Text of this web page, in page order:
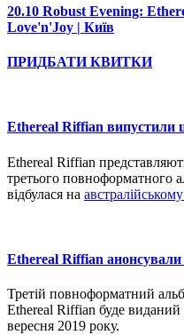
20.10 Robust Evening:
Love'n'Joy | Київ
ПРИДБАТИ КВИТКИ
Ethereal Riffian випустили
Ethereal Riffian
третього повноформатного
відбулася на
Ethereal Riffian анонсували
Третій повноформатний
Ethereal Riffian буде
вересня 2019 року.